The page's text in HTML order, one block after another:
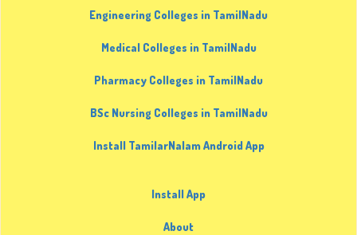
Engineering Colleges in TamilNadu
Medical Colleges in TamilNadu
Pharmacy Colleges in TamilNadu
BSc Nursing Colleges in TamilNadu
Install TamilarNalam Android App
Install App
About